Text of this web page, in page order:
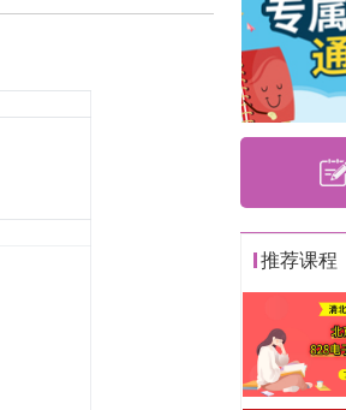
推荐课程